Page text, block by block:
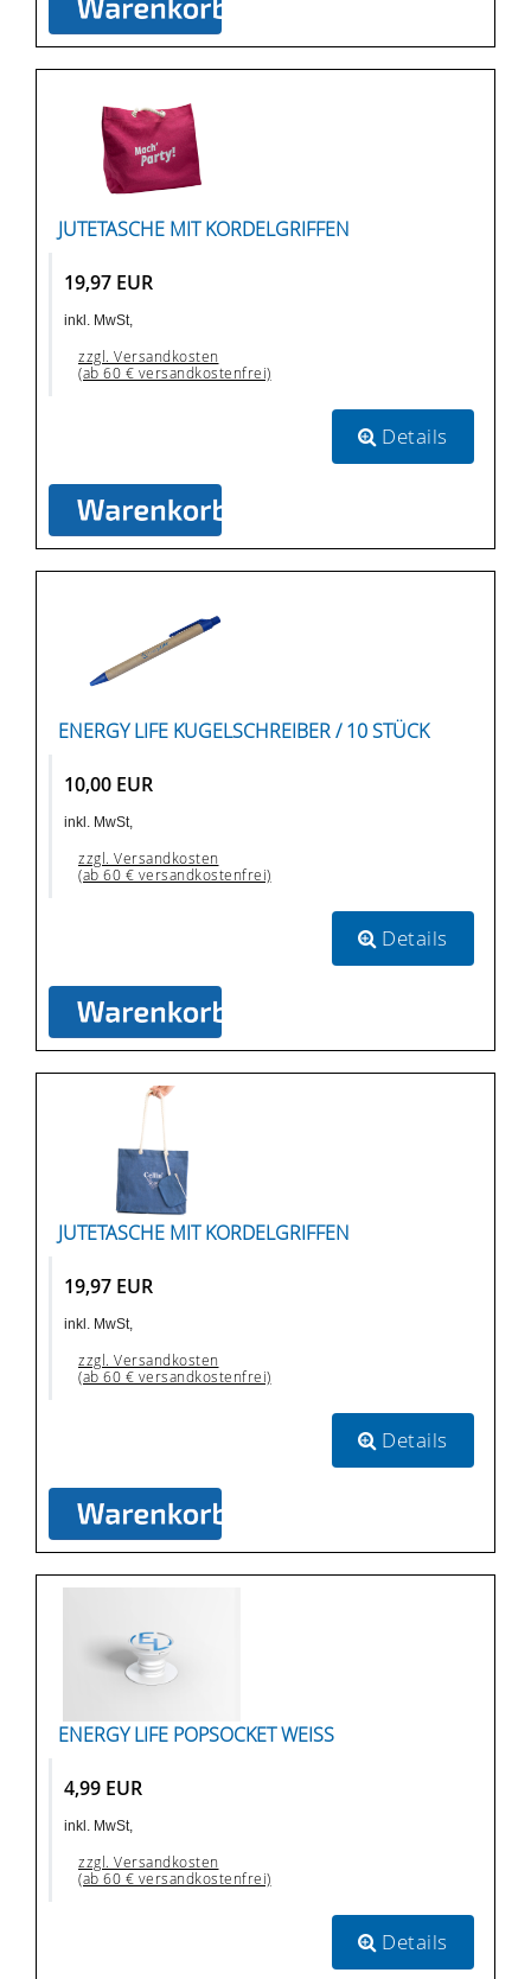
JUTETASCHE MIT KORDELGRIFFEN
19,97 EUR
inkl. MwSt,
zzgl. Versandkosten
(ab 60 € versandkostenfrei)
Details
ENERGY LIFE KUGELSCHREIBER / 10 STÜCK
10,00 EUR
inkl. MwSt,
zzgl. Versandkosten
(ab 60 € versandkostenfrei)
Details
JUTETASCHE MIT KORDELGRIFFEN
19,97 EUR
inkl. MwSt,
zzgl. Versandkosten
(ab 60 € versandkostenfrei)
Details
ENERGY LIFE POPSOCKET WEISS
4,99 EUR
inkl. MwSt,
zzgl. Versandkosten
(ab 60 € versandkostenfrei)
Details